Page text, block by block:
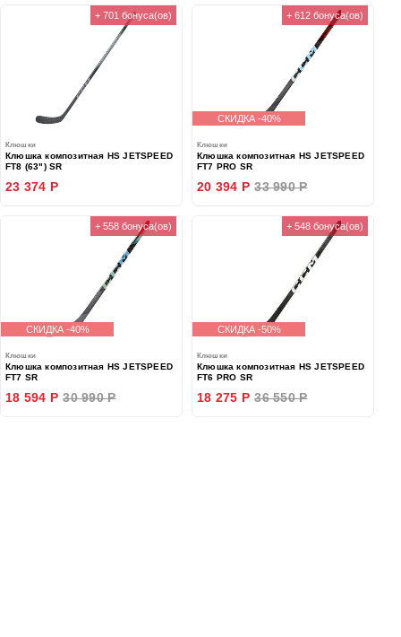
+ 701 бонуса(ов)
Клюшки
Клюшка композитная HS JETSPEED
FT8 (63") SR
23 374 Р
СКИДКА -40%
+ 612 бонуса(ов)
Клюшки
Клюшка композитная HS JETSPEED
FT7 PRO SR
20 394 Р 33 990 Р
СКИДКА -40%
+ 558 бонуса(ов)
Клюшки
Клюшка композитная HS JETSPEED
FT7 SR
18 594 Р 30 990 Р
СКИДКА -50%
+ 548 бонуса(ов)
Клюшки
Клюшка композитная HS JETSPEED
FT6 PRO SR
18 275 Р 36 550 Р